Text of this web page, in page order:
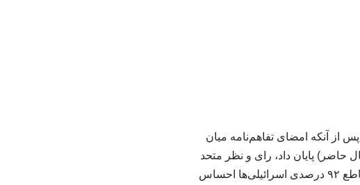
از آنکه امضای تفاهم‌نامه میان
حاضر) پایان داد، رای و نظر متحد
اصلی واشنگتن، یعنی اسرائیل، مشخص شد. بر اساس یک نظرسنجی جدید، اکثریت قاطع ۹۲ درصدی اسرائیلی‌ها احساس